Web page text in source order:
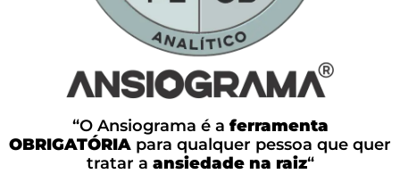
“O Ansiograma é a ferramenta
OBRIGATÓRIA para qualquer pessoa que quer
tratar a ansiedade na raiz“